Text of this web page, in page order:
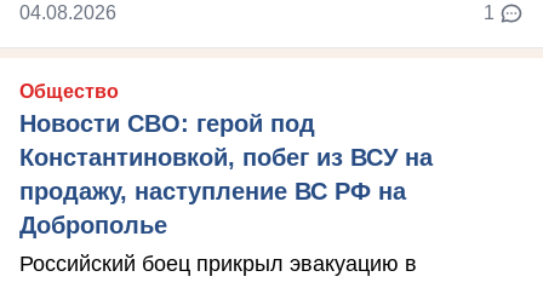
04.08.2026 1
Общество
Новости СВО: герой под
Константиновкой, побег из ВСУ на
продажу, наступление ВС РФ на
Доброполье
Российский боец прикрыл эвакуацию в